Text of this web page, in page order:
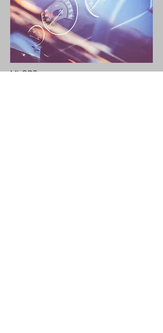
MLOPS